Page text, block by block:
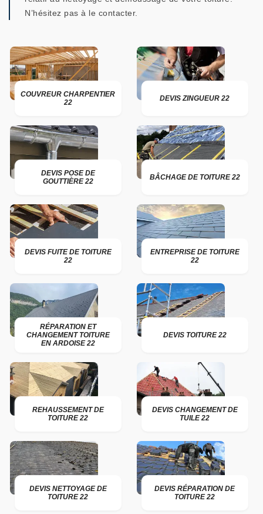
N’hésitez pas à le contacter.
COUVREUR CHARPENTIER
22
DEVIS ZINGUEUR 22
DEVIS POSE DE
GOUTTIÈRE 22
BÂCHAGE DE TOITURE 22
DEVIS FUITE DE TOITURE
22
ENTREPRISE DE TOITURE
22
RÉPARATION ET
CHANGEMENT TOITURE
EN ARDOISE 22
DEVIS TOITURE 22
REHAUSSEMENT DE
TOITURE 22
DEVIS CHANGEMENT DE
TUILE 22
DEVIS NETTOYAGE DE
TOITURE 22
DEVIS RÉPARATION DE
TOITURE 22